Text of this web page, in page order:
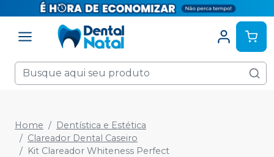
Home
Dentística e Estética
Clareador Dental Caseiro
Kit Clareador Whiteness Perfect